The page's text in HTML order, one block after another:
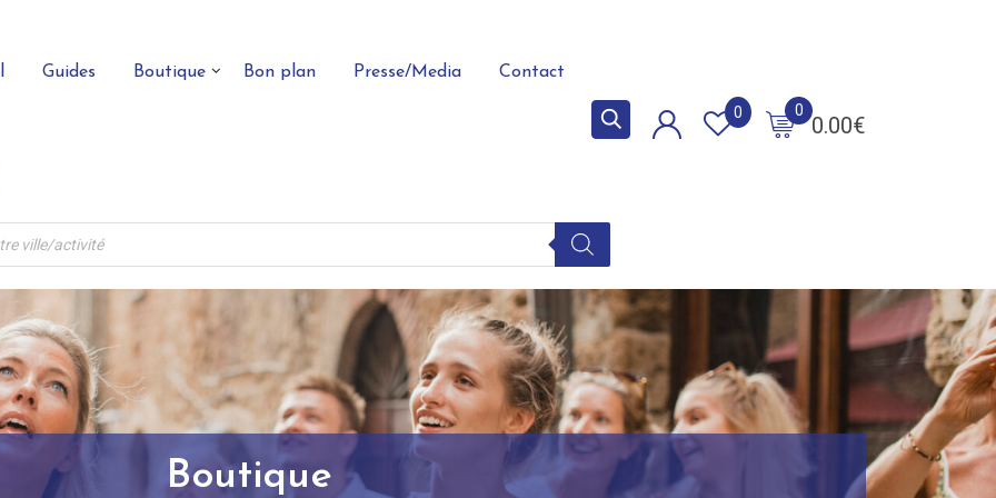
Guides Boutique Bon plan Presse/Media Contact
0.00€
0
0
Boutique